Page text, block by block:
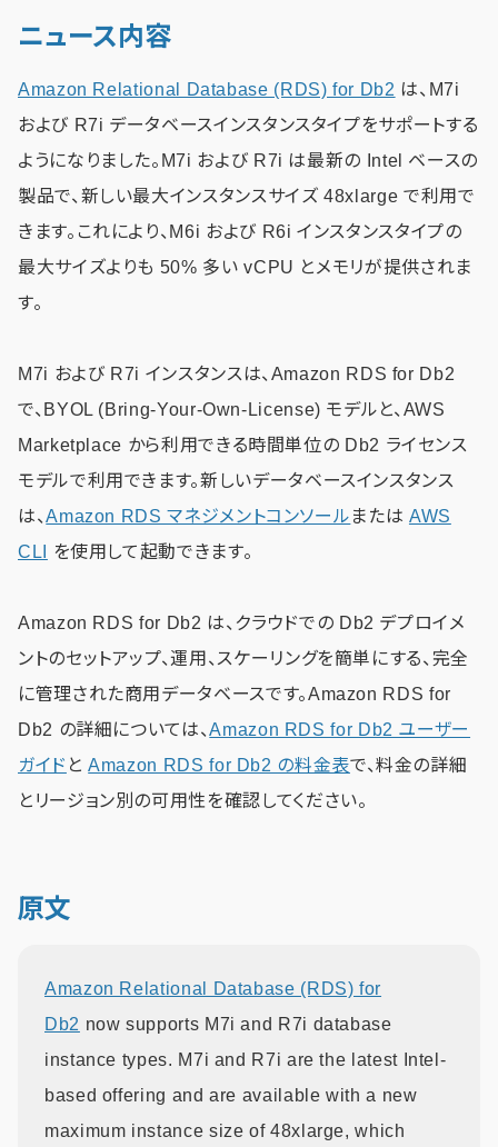
ニュース内容
Amazon Relational Database (RDS) for Db2 は、M7i
および R7i データベースインスタンスタイプをサポートする
ようになりました。M7i および R7i は最新の Intel ベースの
製品で、新しい最大インスタンスサイズ 48xlarge で利用で
きます。これにより、M6i および R6i インスタンスタイプの
最大サイズよりも 50% 多い vCPU とメモリが提供されま
す。
M7i および R7i インスタンスは、Amazon RDS for Db2
で、BYOL (Bring-Your-Own-License) モデルと、AWS
Marketplace から利用できる時間単位の Db2 ライセンス
モデルで利用できます。新しいデータベースインスタンス
は、Amazon RDS マネジメントコンソール または AWS
CLI
を使用して起動できます。
Amazon RDS for Db2 は、クラウドでの Db2 デプロイメ
ントのセットアップ、運用、スケーリングを簡単にする、完全
に管理された商用データベースです。Amazon RDS for
Db2 の詳細については、Amazon RDS for Db2 ユーザー
ガイド とAmazon RDS for Db2 の料金表で、料金の詳細
とリージョン別の可用性を確認してください。
原文
Amazon Relational Database (RDS) for
Db2 now supports M7i and R7i database
instance types. M7i and R7i are the latest Intel-
based offering and are available with a new
maximum instance size of 48xlarge, which